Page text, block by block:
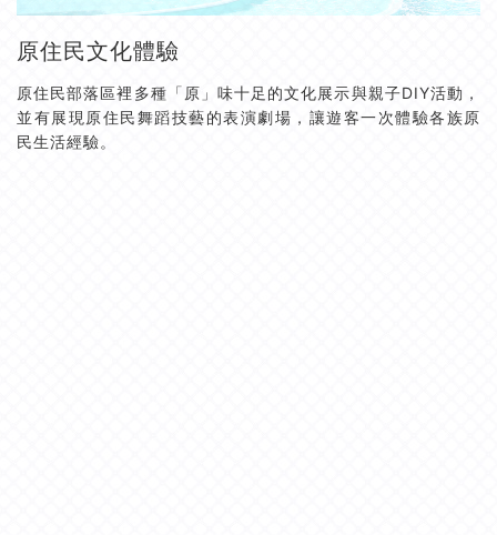
原住民文化體驗
原住民部落區裡多種「原」味十足的文化展示與親子DIY活動，
並有展現原住民舞蹈技藝的表演劇場，讓遊客一次體驗各族原
民生活經驗。